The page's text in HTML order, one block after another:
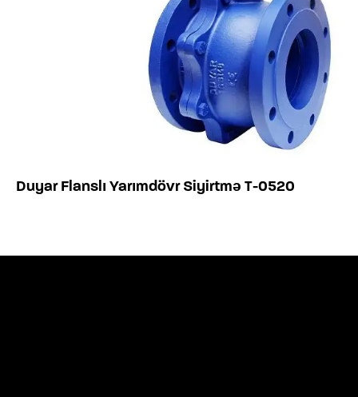
Duyar Flanslı Yarımdövr Siyirtmə T-0520